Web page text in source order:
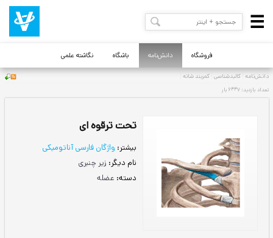
فروشگاه دانش‌نامه باشگاه نگاشته علمی
تحت ترقوه ای
بیشتر: